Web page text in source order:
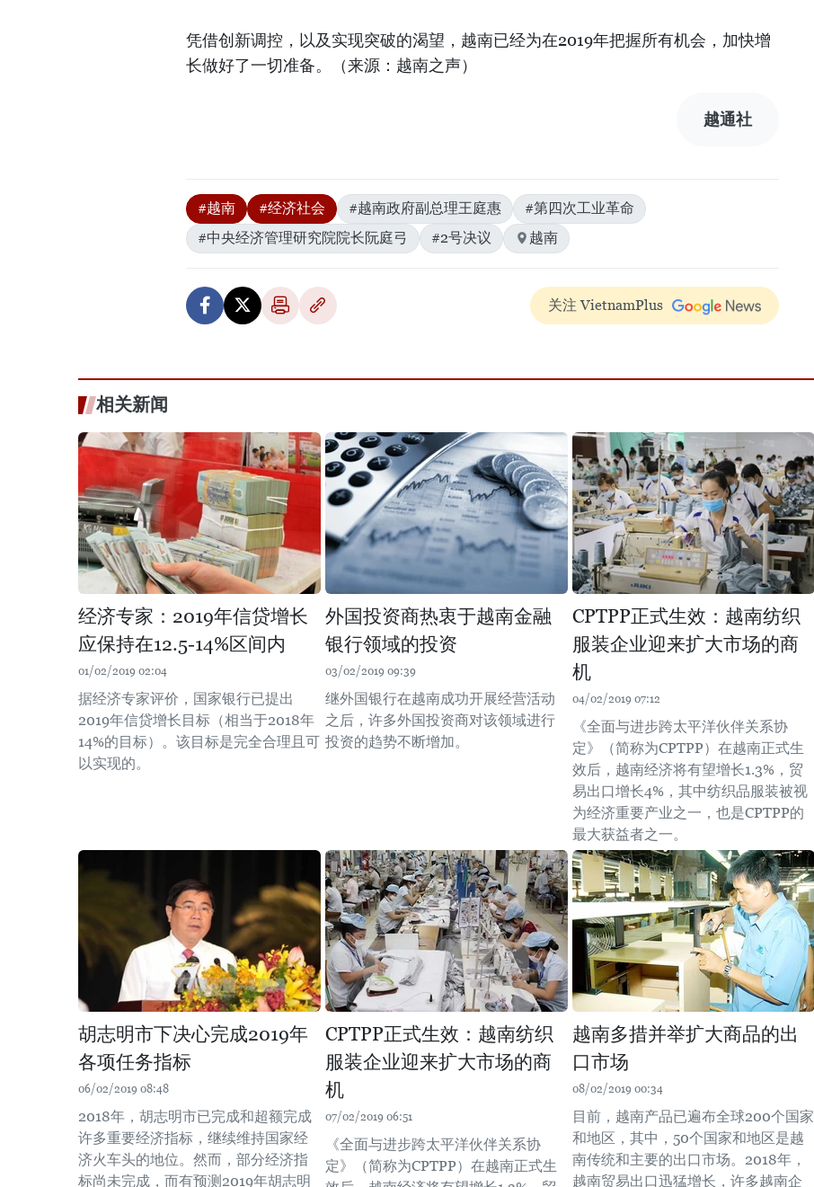
凭借创新调控，以及实现突破的渴望，越南已经为在2019年把握所有机会，加快增
长做好了一切准备。（来源：越南之声）
越通社
#越南 #经济社会 #越南政府副总理王庭惠
#第四次工业革命
#中央经济管理研究院院长阮庭弓
#2号决议 越南
关注 VietnamPlus
相关新闻
经济专家：2019年信贷增长
应保持在12.5-14%区间内
01/02/2019 02:04
据经济专家评价，国家银行已提出
2019年信贷增长目标（相当于2018年
14%的目标）。该目标是完全合理且可
以实现的。
外国投资商热衷于越南金融
银行领域的投资
03/02/2019 09:39
继外国银行在越南成功开展经营活动
之后，许多外国投资商对该领域进行
投资的趋势不断增加。
CPTPP正式生效：越南纺织
服装企业迎来扩大市场的商
机
04/02/2019 07:12
《全面与进步跨太平洋伙伴关系协
定》（简称为CPTPP）在越南正式生
效后，越南经济将有望增长1.3%，贸
易出口增长4%，其中纺织品服装被视
为经济重要产业之一，也是CPTPP的
最大获益者之一。
胡志明市下决心完成2019年
各项任务指标
06/02/2019 08:48
2018年，胡志明市已完成和超额完成
许多重要经济指标，继续维持国家经
济火车头的地位。然而，部分经济指
标尚未完成，而有预测2019年胡志明
CPTPP正式生效：越南纺织
服装企业迎来扩大市场的商
机
07/02/2019 06:51
《全面与进步跨太平洋伙伴关系协
定》（简称为CPTPP）在越南正式生
越南多措并举扩大商品的出
口市场
08/02/2019 00:34
目前，越南产品已遍布全球200个国家
和地区，其中，50个国家和地区是越
南传统和主要的出口市场。2018年，
越南贸易出口迅猛增长，许多越南企